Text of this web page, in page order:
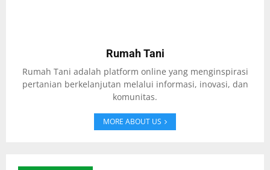
Rumah Tani
Rumah Tani adalah platform online yang menginspirasi
pertanian berkelanjutan melalui informasi, inovasi, dan
komunitas.
MORE ABOUT US